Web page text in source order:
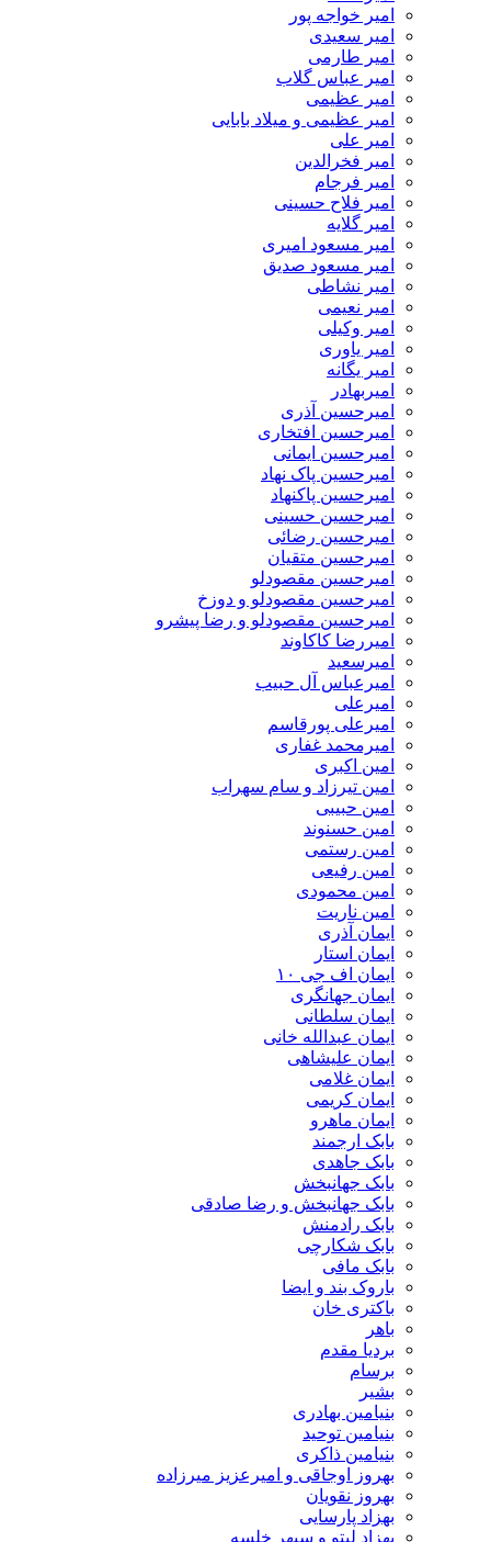
امیر خواجه پور
امیر سعیدی
امیر طارمی
امیر عباس گلاب
امیر عظیمی
امیر عظیمی و میلاد بابایی
امیر علی
امیر فخرالدین
امیر فرجام
امیر فلاح حسینی
امیر گلایه
امیر مسعود امیری
امیر مسعود صدیق
امیر نشاطی
امیر نعیمی
امیر وکیلی
امیر یاوری
امیر یگانه
امیربهادر
امیرحسین آذری
امیرحسین افتخاری
امیرحسین ایمانی
امیرحسین پاک نهاد
امیرحسین پاکنهاد
امیرحسین حسینی
امیرحسین رضائی
امیرحسین متقیان
امیرحسین مقصودلو
امیرحسین مقصودلو و دوزخ
امیرحسین مقصودلو و رضا پیشرو
امیررضا کاکاوند
امیرسعید
امیرعباس آل حبیب
امیرعلی
امیرعلی پورقاسم
امیرمحمد غفاری
امین اکبری
امین تیرزاد و سام سهراب
امین حبیبی
امین حسنوند
امین رستمی
امین رفیعی
امین محمودی
امین ناریت
ایمان آذری
ایمان استار
ایمان اف جی ۱۰
ایمان جهانگری
ایمان سلطانی
ایمان عبدالله خانی
ایمان علیشاهی
ایمان غلامی
ایمان کریمی
ایمان ماهرو
بابک ارجمند
بابک جاهدی
بابک جهانبخش
بابک جهانبخش و رضا صادقی
بابک رادمنش
بابک شکارچی
بابک مافی
باروک بند و ایضا
باکتری خان
بردیا مقدم
بنیامین بهادری
بنیامین توحید
بنیامین ذاکری
بهروز اوجاقی و امیرعزیز میرزاده
بهروز نقویان
بهزاد پارسایی
بهزاد لیتو و سپهر خلسه